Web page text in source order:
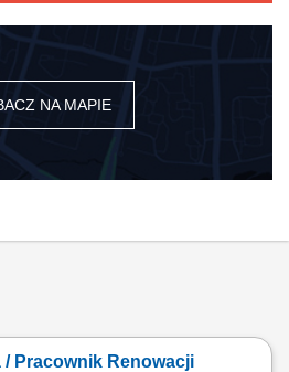
NA MAPIE
/ Pracownik Renowacji